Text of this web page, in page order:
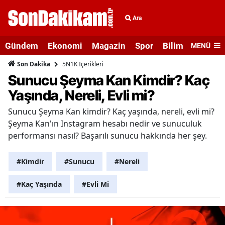
Ara
Gündem Ekonomi Magazin Spor Bilim veMENÜ
Son Dakika 5N1K İçerikleri
Sunucu Şeyma Kan Kimdir? Kaç
Yaşında, Nereli, Evli mi?
Sunucu Şeyma Kan kimdir? Kaç yaşında, nereli, evli mi?
Şeyma Kan'ın Instagram hesabı nedir ve sunuculuk
performansı nasıl? Başarılı sunucu hakkında her şey.
#Kimdir #Sunucu #Nereli
#Kaç Yaşında #Evli Mi